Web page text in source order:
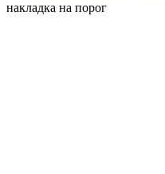
накладка на порог